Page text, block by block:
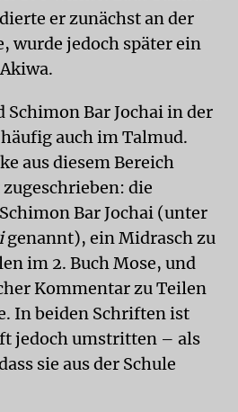
er zunächst an der
wurde jedoch später ein
Bar Jochai in der
auch im Talmud.
aus diesem Bereich
die
Bar Jochai (unter
genannt), ein Midrasch zu
im 2. Buch Mose, und
Kommentar zu Teilen
In beiden Schriften ist
jedoch umstritten – als
sie aus der Schule